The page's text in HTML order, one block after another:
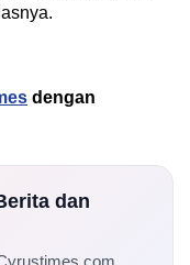
dengan
dan